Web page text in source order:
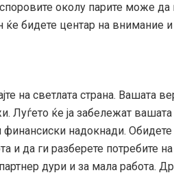
околу парите може
ќе бидете центар на внимание
на светлата страна. Вашата
Луѓето ќе ја забележат вашата
надокнади.
и да ги разберете потребите
дури и за мала работа.